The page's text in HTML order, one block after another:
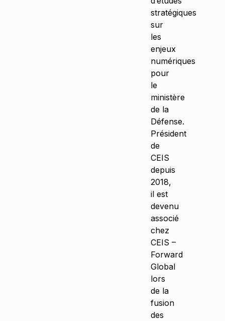
stratégiques
sur
les
enjeux
numériques
pour
le
ministère
de la
Défense.
Président
de
CEIS
depuis
2018,
il est
devenu
associé
chez
CEIS –
Forward
Global
lors
de la
fusion
des